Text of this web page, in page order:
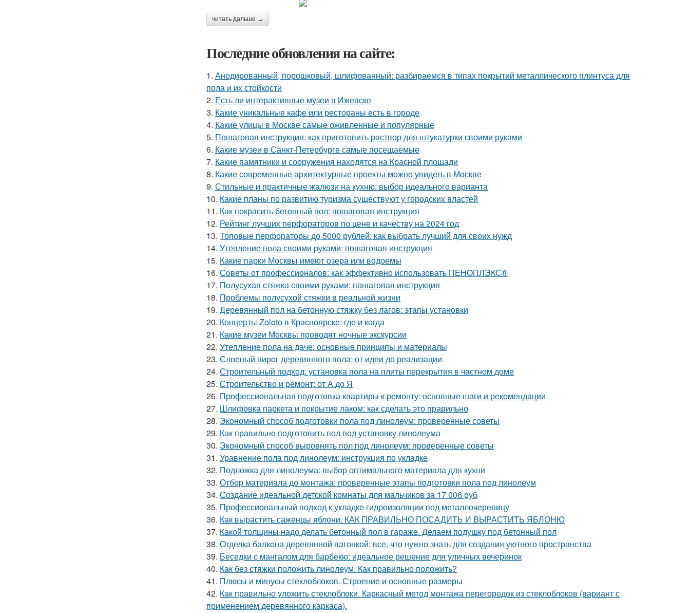
читать дальше →
Последние обновления на сайте:
1. Анодированный, порошковый, шлифованный: разбираемся в типах покрытий металлического плинтуса для
пола и их стойкости
2. Есть ли интерактивные музеи в Ижевске
3. Какие уникальные кафе или рестораны есть в городе
4. Какие улицы в Москве самые оживленные и популярные
5. Пошаговая инструкция: как приготовить раствор для штукатурки своими руками
6. Какие музеи в Санкт-Петербурге самые посещаемые
7. Какие памятники и сооружения находятся на Красной площади
8. Какие современные архитектурные проекты можно увидеть в Москве
9. Стильные и практичные жалюзи на кухню: выбор идеального варианта
10. Какие планы по развитию туризма существуют у городских властей
11. Как покрасить бетонный пол: пошаговая инструкция
12. Рейтинг лучших перфораторов по цене и качеству на 2024 год
13. Топовые перфораторы до 5000 рублей: как выбрать лучший для своих нужд
14. Утепление пола своими руками: пошаговая инструкция
15. Какие парки Москвы имеют озера или водоемы
16. Советы от профессионалов: как эффективно использовать ПЕНОПЛЭКС®
17. Полусухая стяжка своими руками: пошаговая инструкция
18. Проблемы полусухой стяжки в реальной жизни
19. Деревянный пол на бетонную стяжку без лагов: этапы установки
20. Концерты Zoloto в Красноярске: где и когда
21. Какие музеи Москвы проводят ночные экскурсии
22. Утепление пола на даче: основные принципы и материалы
23. Слоеный пирог деревянного пола: от идеи до реализации
24. Строительный подход: установка пола на плиты перекрытия в частном доме
25. Строительство и ремонт: от А до Я
26. Профессиональная подготовка квартиры к ремонту: основные шаги и рекомендации
27. Шлифовка паркета и покрытие лаком: как сделать это правильно
28. Экономный способ подготовки пола под линолеум: проверенные советы
29. Как правильно подготовить пол под установку линолеума
30. Экономный способ выровнять пол под линолеум: проверенные советы
31. Уравнение пола под линолеум: инструкция по укладке
32. Подложка для линолеума: выбор оптимального материала для кухни
33. Отбор материала до монтажа: проверенные этапы подготовки пола под линолеум
34. Создание идеальной детской комнаты для мальчиков за 17 006 руб
35. Профессиональный подход к укладке гидроизоляции под металлочерепицу
36. Как вырастить саженцы яблони. КАК ПРАВИЛЬНО ПОСАДИТЬ И ВЫРАСТИТЬ ЯБЛОНЮ
37. Какой толщины надо делать бетонный пол в гараже. Делаем подушку под бетонный пол
38. Отделка балкона деревянной вагонкой: все, что нужно знать для создания уютного пространства
39. Беседки с мангалом для барбекю: идеальное решение для уличных вечеринок
40. Как без стяжки положить линолеум. Как правильно положить?
41. Плюсы и минусы стеклоблоков. Строение и основные размеры
42. Как правильно уложить стеклоблоки. Каркасный метод монтажа перегородок из стеклоблоков (вариант с
применением деревянного каркаса).